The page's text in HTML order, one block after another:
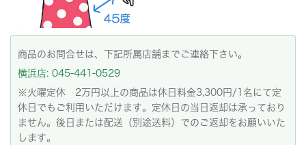
商品のお問合せは、下記所属店舗までご連絡下さい。
横浜店: 045-441-0529
※火曜定休 2万円以上の商品は休日料金3,300円/1名にて定
休日でもご利用いただけます。定休日の当日返却は承っており
ません。後日または配送（別途送料）でのご返却をお願いいた
します。